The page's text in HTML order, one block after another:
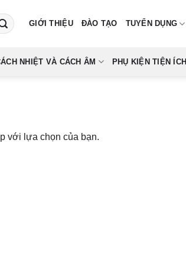
GIỚI THIỆU ĐÀO TẠO TUYỂN DỤNG
NHIỆT VÀ CÁCH ÂM PHỤ KIỆN TIỆN ÍCH
với lựa chọn của bạn.